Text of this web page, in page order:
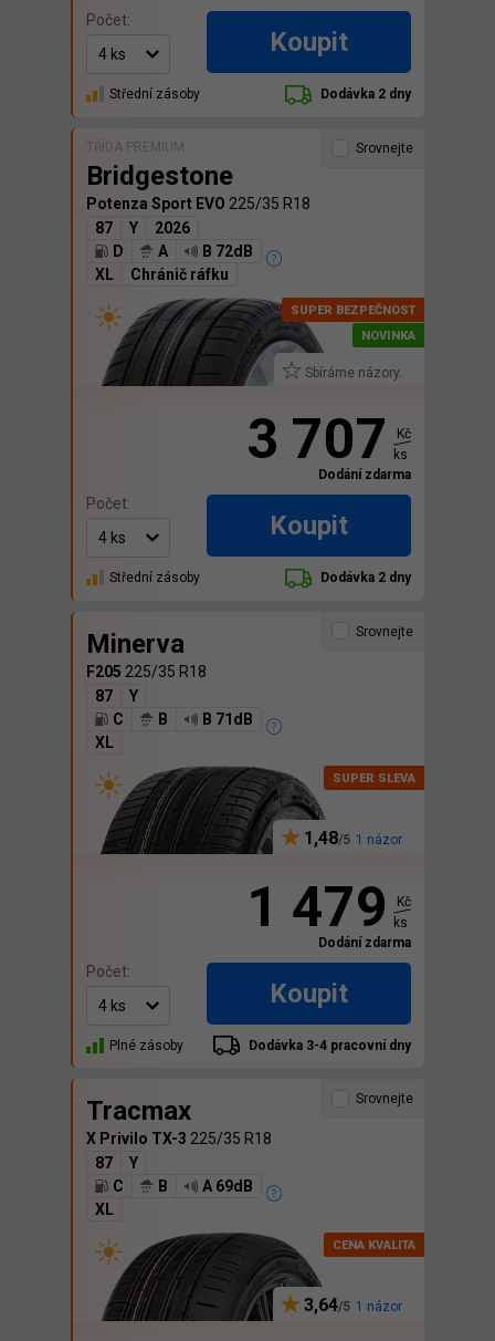
Počet:
Koupit
Střední zásoby Dodávka 2 dny
TŘÍDA PREMIUM
Bridgestone
Potenza Sport EVO 225/35 R18
87
Y
2026
D
A
B 72dB
XL
Chránič ráfku
Sbíráme názory.
Srovnejte
3 707
Kč
ks
Dodání zdarma
Počet:
Koupit
Střední zásoby Dodávka 2 dny
Minerva
F205 225/35 R18
87
Y
C
B
B 71dB
XL
1,48 1 názor
Srovnejte
1 479
Kč
ks
Dodání zdarma
Počet:
Koupit
Plné zásoby Dodávka 3-4 pracovní dny
Tracmax
X Privilo TX-3 225/35 R18
87
Y
C
B
A 69dB
XL
3,64 1 názor
Srovnejte